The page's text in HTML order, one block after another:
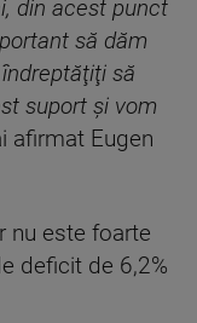
din acest punct
să dăm
să
suport şi vom
afirmat Eugen
nu este foarte
deficit de 6,2%